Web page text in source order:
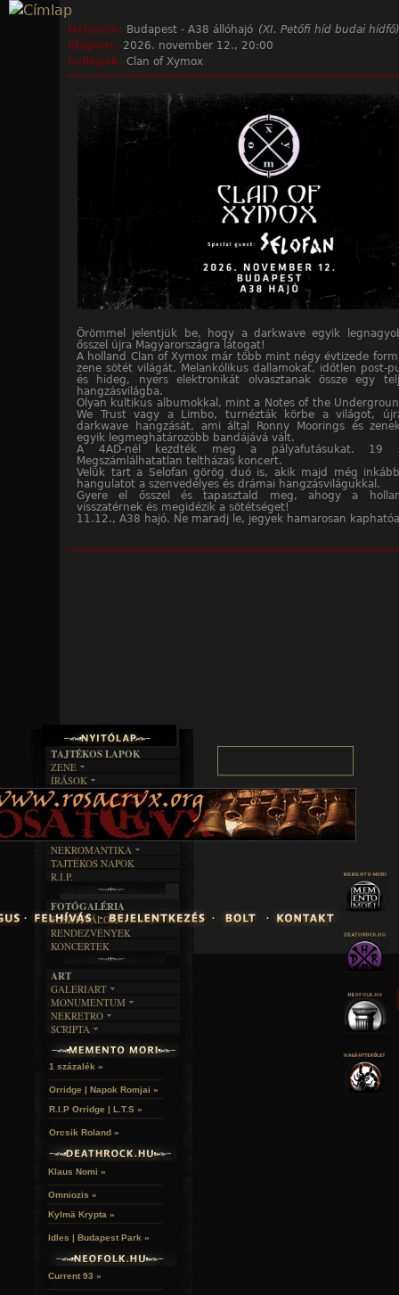
Helyszín: Budapest - A38 állóhajó (XI. Petőfi híd budai hídfő)
Időpont: 2026. november 12., 20:00
Fellépők: Clan of Xymox
Örömmel jelentjük be, hogy a darkwave egyik
ősszel újra Magyarországra látogat!
A holland Clan of Xymox már több mint négy évtizede
zene sötét világát. Melankólikus dallamokat, időtlen post-
és hideg, nyers elektronikát olvasztanak össze egy
hangzásvilágba.
Olyan kultikus albumokkal, mint a Notes of the
We Trust vagy a Limbo, turnézták körbe a világot,
darkwave hangzását, ami által Ronny Moorings és
egyik legmeghatározóbb bandájává vált.
A 4AD-nél kezdték meg a pályafutásukat. 19
Megszámlálhatatlan teltházas koncert.
Velük tart a Selofan görög duó is, akik majd még
hangulatot a szenvedélyes és drámai hangzásvilágukkal.
Gyere el ősszel és tapasztald meg, ahogy a
visszatérnek és megidézik a sötétséget!
11.12., A38 hajó. Ne maradj le, jegyek hamarosan
TAJTÉKOS LAPOK
ZENE
EGYÜTTESEK
INTERJÚK
FORDÍTÁSOK
DALSZÖVEGEK
ÍRÁSOK
IRODALOM
FILM
MŰVÉSZET
ÍRÁSTÖRTÉNET
BOSZORKÁNYKONYHA
FEKETE HUMOR
KÉPES
SZÖVEGES
RENDEZVÉNYEK
NEKROMANTIKA
AKTUÁLIS
A MÚLT
TAJTÉKOS NAPOK
R.I.P.
FOTÓGALÉRIA
FESZTIVÁLOK
RENDEZVÉNYEK
KONCERTEK
ART
GALERIART
ARTGALERI
KÉPREGÉNYEK
LAKÁSKULTS
MONUMENTUM
TEMETŐK
TEMPLOMOK
VÁRAK
HELYEK
NEKRETRO
SZUBKULT
FEKETE LYUK
RELIKVIÁK
SCRIPTA
NOVELLÁK
VERSEK
1 százalék »
Orridge | Napok Romjai »
R.I.P Orridge | L.T.S »
Orcsik Roland »
Klaus Nomi »
Omniozis »
Kylmä Krypta »
Idles | Budapest Park »
Current 93 »